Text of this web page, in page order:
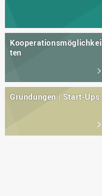
Kooperationsmöglichkei
ten
Gründungen | Start-Ups